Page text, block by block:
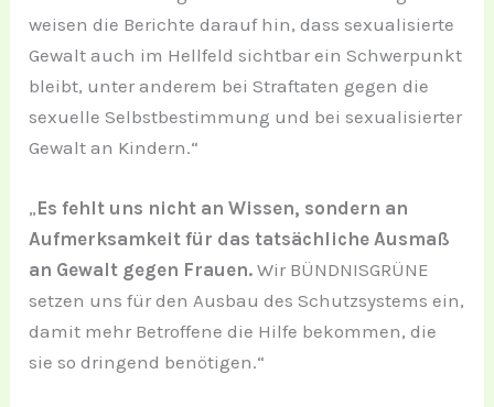
weisen die Berichte darauf hin, dass sexualisierte
Gewalt auch im Hellfeld sichtbar ein Schwerpunkt
bleibt, unter anderem bei Straftaten gegen die
sexuelle Selbstbestimmung und bei sexualisierter
Gewalt an Kindern.“
„Es fehlt uns nicht an Wissen, sondern an
Aufmerksamkeit für das tatsächliche Ausmaß
an Gewalt gegen Frauen.Wir BÜNDNISGRÜNE
setzen uns für den Ausbau des Schutzsystems ein,
damit mehr Betroffene die Hilfe bekommen, die
sie so dringend benötigen.“